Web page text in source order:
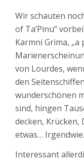
Wir schauten
of Ta’Pinu“
Karmni Grima, „a
von Lourdes,
den
wunderschönen
sind, hingen
decken, Krücken,
etwas…
Interessant